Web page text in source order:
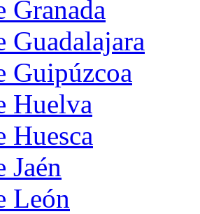
Granada
Guadalajara
Guipúzcoa
Huelva
Huesca
Jaén
León